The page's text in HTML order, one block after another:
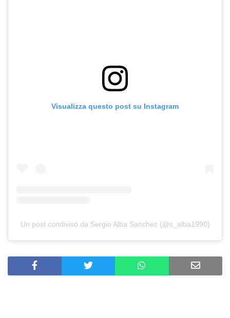
Visualizza questo post su Instagram
Un post condiviso da Sergio Alba Sanchez (@s_alba1990)